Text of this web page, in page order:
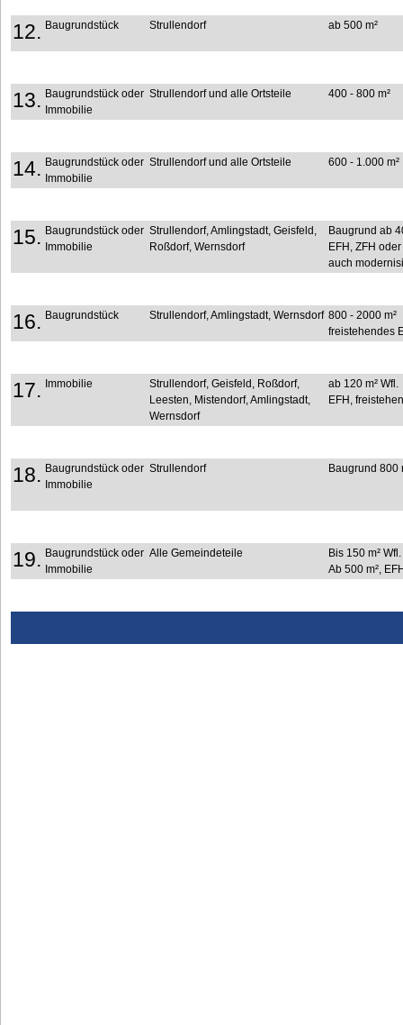
12. Baugrundstück Strullendorf ab 500 m²
13. Baugrundstück oder
Immobilie
Strullendorf und alle Ortsteile 400 - 800 m²
14. Baugrundstück oder
Immobilie
Strullendorf und alle Ortsteile 600 - 1.000 m²
15. Baugrundstück oder
Immobilie
Strullendorf, Amlingstadt, Geisfeld,
Roßdorf, Wernsdorf
Baugrund ab
EFH, ZFH
auch
16. Baugrundstück Strullendorf, Amlingstadt, Wernsdorf 800 - 2000 m²
freistehendes
17. Immobilie
Strullendorf, Geisfeld, Roßdorf,
Leesten, Mistendorf, Amlingstadt,
Wernsdorf
ab 120 m² Wfl.
EFH,
18. Baugrundstück oder
Immobilie
Strullendorf Baugrund 800
19. Baugrundstück oder
Immobilie
Alle Gemeindeteile Bis 150 m² Wfl.
Ab 500 m²,